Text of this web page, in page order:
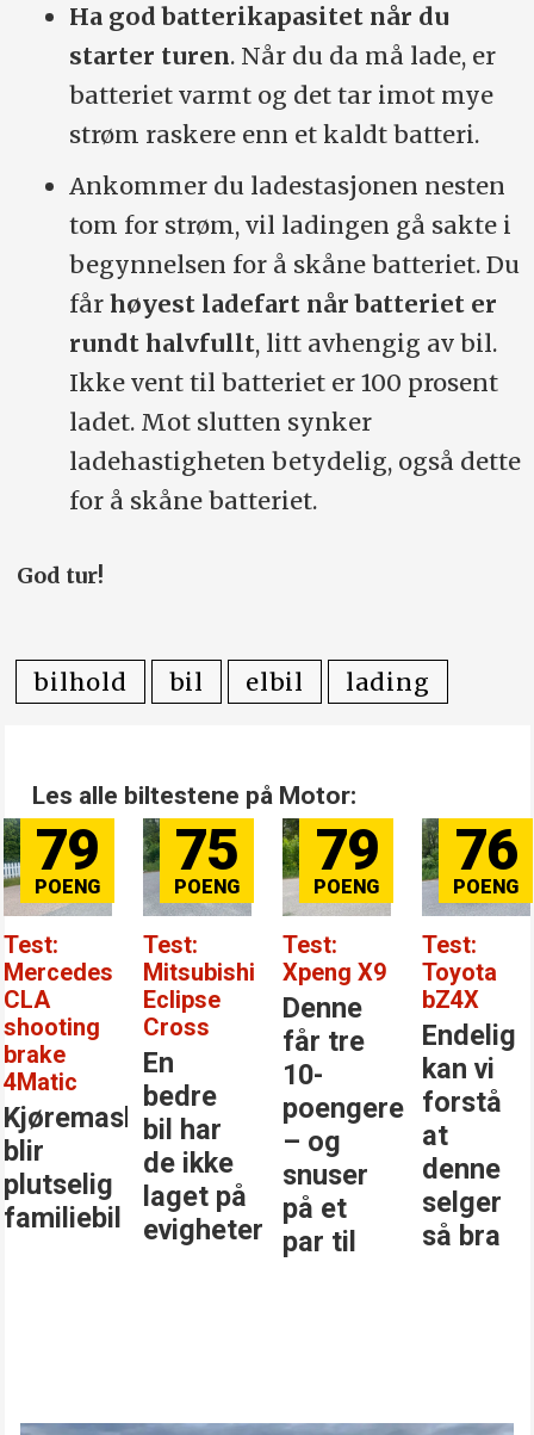
Ha god batterikapasitet når du
starter turen. Når du da må lade, er
batteriet varmt og det tar imot mye
strøm raskere enn et kaldt batteri.
Ankommer du ladestasjonen nesten
tom for strøm, vil ladingen gå sakte i
begynnelsen for å skåne batteriet. Du
får høyest ladefart når batteriet er
rundt halvfullt, litt avhengig av bil.
Ikke vent til batteriet er 100 prosent
ladet. Mot slutten synker
ladehastigheten betydelig, også dette
for å skåne batteriet.
God tur!
bilhold bil elbil lading
Les alle biltestene på Motor:
79
Test:
Mercedes
CLA
shooting
brake
4Matic
Kjøremaskinen
blir
plutselig
familiebil
75
Test:
Mitsubishi
Eclipse
Cross
En
bedre
bil har
de ikke
laget på
evigheter
79
Test:
Xpeng X9
Denne
får tre
10-
poengere
– og
snuser
på et
par til
76
Test:
Toyota
bZ4X
Endelig
kan vi
forstå
at
denne
selger
så bra